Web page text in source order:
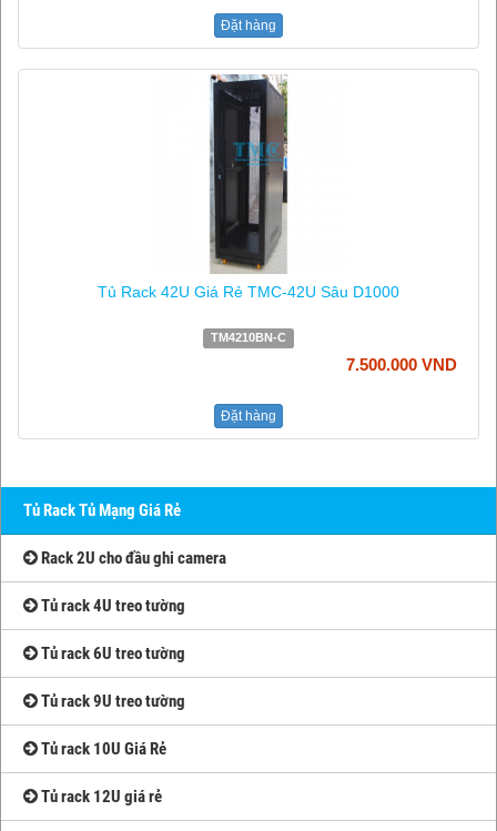
Đặt hàng
Tủ Rack 42U Giá Rẻ TMC-42U Sâu D1000
TM4210BN-C
7.500.000 VND
Đặt hàng
Tủ Rack Tủ Mạng Giá Rẻ
Rack 2U cho đầu ghi camera
Tủ rack 4U treo tường
Tủ rack 6U treo tường
Tủ rack 9U treo tường
Tủ rack 10U Giá Rẻ
Tủ rack 12U giá rẻ